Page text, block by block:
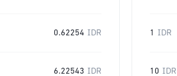
0.62254 IDR
6.22543 IDR
1 IDR
10 IDR